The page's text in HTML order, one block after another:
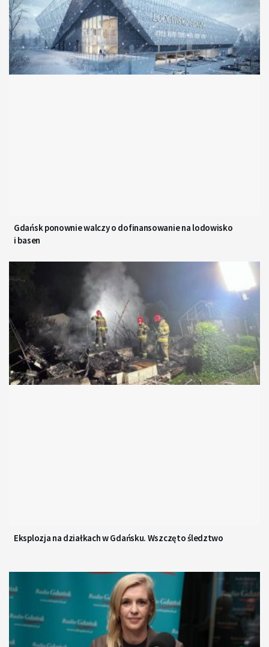
Gdańsk ponownie walczy o dofinansowanie na lodowisko
i basen
Eksplozja na działkach w Gdańsku. Wszczęto śledztwo